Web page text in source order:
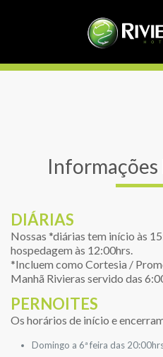
DIÁRIAS
Nossas *diárias tem início às
hospedagem às 12:00hrs.
*Incluem como Cortesia /
Manhã Rivieras servido das
PERNOITES
Os horários de início e
Domingo a 6ª feira das